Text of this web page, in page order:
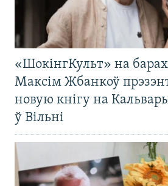
«ШокінгКульт» на
Максім Жбанкоў
новую кнігу на
ў Вільні